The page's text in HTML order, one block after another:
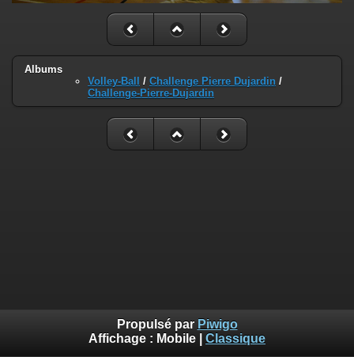
Albums
Volley-Ball
/ Challenge Pierre Dujardin /
Challenge-Pierre-Dujardin
Propulsé par Piwigo
Affichage : Mobile Classique